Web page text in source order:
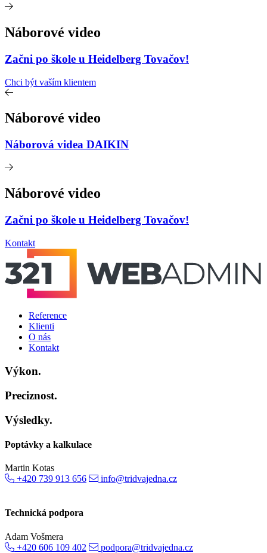
Náborové video
Začni po škole u Heidelberg Tovačov!
Chci být vaším klientem
Náborové video
Náborová videa DAIKIN
Náborové video
Začni po škole u Heidelberg Tovačov!
Kontakt
Reference
Klienti
O nás
Kontakt
Výkon.
Preciznost.
Výsledky.
Poptávky a kalkulace
Martin Kotas
+420 739 913 656
info@tridvajedna.cz
Technická podpora
Adam Vošmera
+420 606 109 402
podpora@tridvajedna.cz